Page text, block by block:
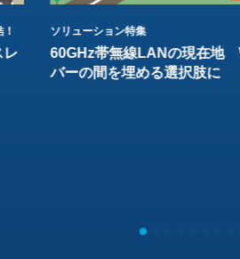
レ
ソリューション特集
60GHz帯無線LANの現在地
バーの間を埋める選択肢に